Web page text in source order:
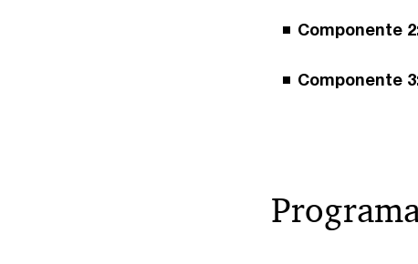
Componente
Componente